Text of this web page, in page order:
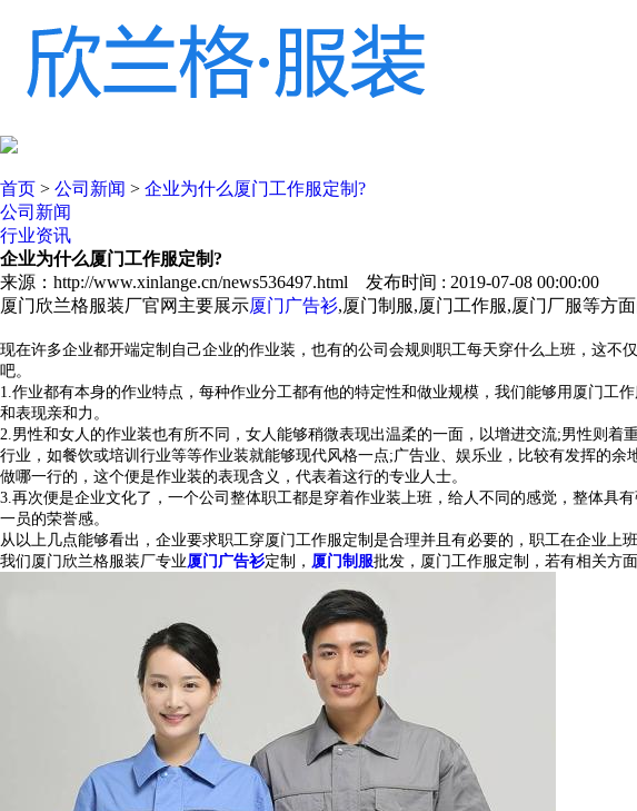
首页 > 公司新闻 > 企业为什么厦门工作服定制?
公司新闻
行业资讯
企业为什么厦门工作服定制?
来源：http://www.xinlange.cn/news536497.html 发布时间 : 2019-07-08 00:00:00
厦门欣兰格服装厂官网主要展示厦门广告衫,厦门制服,厦门工作服,厦门厂服等方
现在许多企业都开端定制自己企业的作业装，也有的公司会规则职工每天穿什么上班，这
吧。
1.作业都有本身的作业特点，每种作业分工都有他的特定性和做业规模，我们能够用 厦门工作
和表现亲和力。
2.男性和女人的作业装也有所不同，女人能够稍微表现出温柔的一面，以增进交流;男性则
行业，如餐饮或培训行业等等作业装就能够现代风格一点;广告业、娱乐业，比较有发挥的
做哪一行的，这个便是作业装的表现含义，代表着这行的专业人士。
3.再次便是企业文化了，一个公司整体职工都是穿着作业装上班，给人不同的感觉，整体具
一员的荣誉感。
从以上几点能够看出，企业要求职工穿厦门工作服定制 是合理并且有必要的，职工在企业上
我们厦门欣兰格服装厂专业厦门广告衫定制， 厦门制服批发，厦门工作服定制，若有相关方